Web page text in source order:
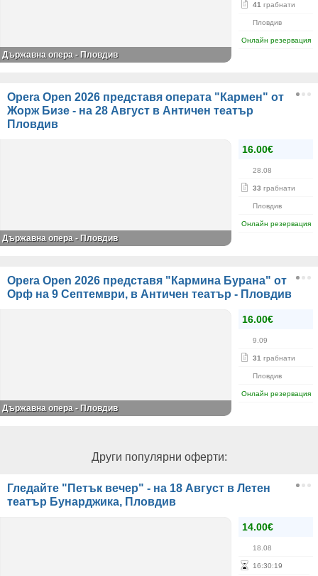
41 грабнати
Пловдив
Онлайн резервация
Държавна опера - Пловдив
Opera Open 2026 представя операта "Кармен" от
Жорж Бизе - на 28 Август в Античен театър
Пловдив
16.00€
28.08
33 грабнати
Пловдив
Онлайн резервация
Държавна опера - Пловдив
Opera Open 2026 представя "Кармина Бурана" от
Орф на 9 Септември, в Античен театър - Пловдив
16.00€
9.09
31 грабнати
Пловдив
Онлайн резервация
Държавна опера - Пловдив
Други популярни оферти:
Гледайте "Петък вечер" - на 18 Август в Летен
театър Бунарджика, Пловдив
14.00€
18.08
16:30:19